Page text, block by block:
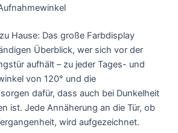
Hause: Das große Farbdisplay
Überblick, wer sich vor der
aufhält – zu jeder Tages- und
von 120° und die
dafür, dass auch bei Dunkelheit
ist. Jede Annäherung an die Tür, ob
wird aufgezeichnet.